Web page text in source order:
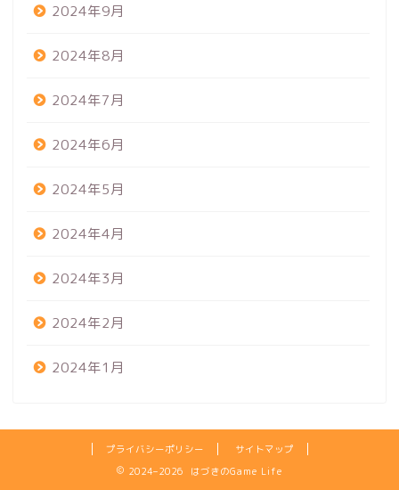
2024年9月
2024年8月
2024年7月
2024年6月
2024年5月
2024年4月
2024年3月
2024年2月
2024年1月
プライバシーポリシー
サイトマップ
2024–2026 はづきのGame Life